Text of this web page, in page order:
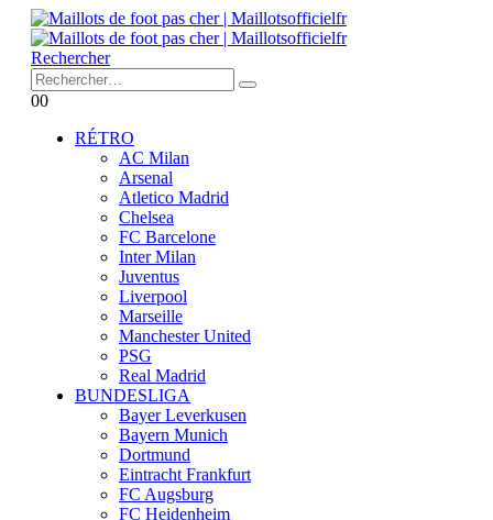
Rechercher
00
RÉTRO
AC Milan
Arsenal
Atletico Madrid
Chelsea
FC Barcelone
Inter Milan
Juventus
Liverpool
Marseille
Manchester United
PSG
Real Madrid
BUNDESLIGA
Bayer Leverkusen
Bayern Munich
Dortmund
Eintracht Frankfurt
FC Augsburg
FC Heidenheim